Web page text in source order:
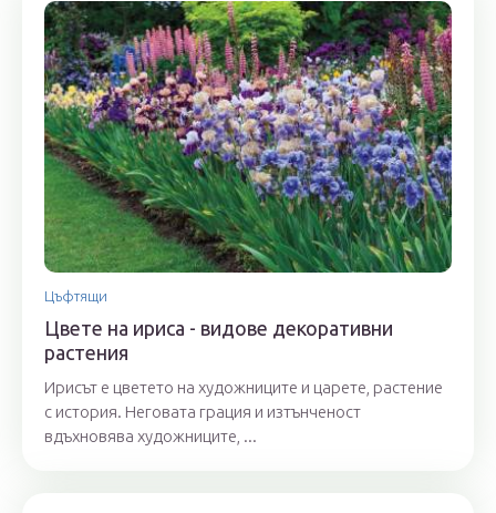
Цъфтящи
Цвете на ириса - видове декоративни
растения
Ирисът е цветето на художниците и царете, растение
с история. Неговата грация и изтънченост
вдъхновява художниците, ...